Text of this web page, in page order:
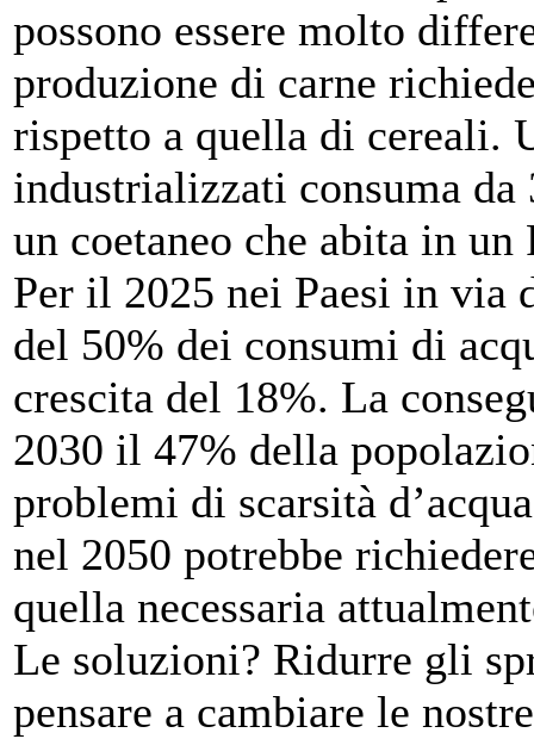
possono essere molto
produzione di carne
rispetto a quella di cereali.
industrializzati consuma
un coetaneo che abita in
Per il 2025 nei Paesi in via
del 50% dei consumi di
crescita del 18%. La
2030 il 47% della
problemi di scarsità
nel 2050 potrebbe
quella necessaria
Le soluzioni? Ridurre gli
pensare a cambiare le